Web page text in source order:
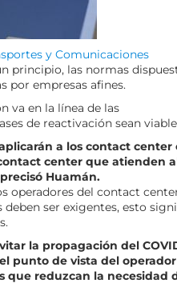
y Comunicaciones
principio, las normas
por empresas afines.
va en la línea de las
de reactivación sean
a los contact center
center que atienden
Huamán.
operadores del contact
ser exigentes, esto
la propagación del
punto de vista del
que reduzcan la necesidad